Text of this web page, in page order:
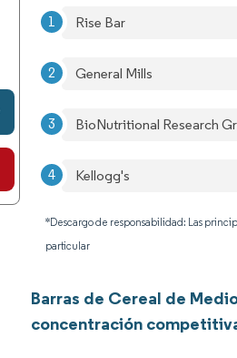
Rise Bar
General Mills
BioNutritional Research
Kellogg's
*Descargo de responsabilidad: Las
particular
Barras de Cereal de
concentración